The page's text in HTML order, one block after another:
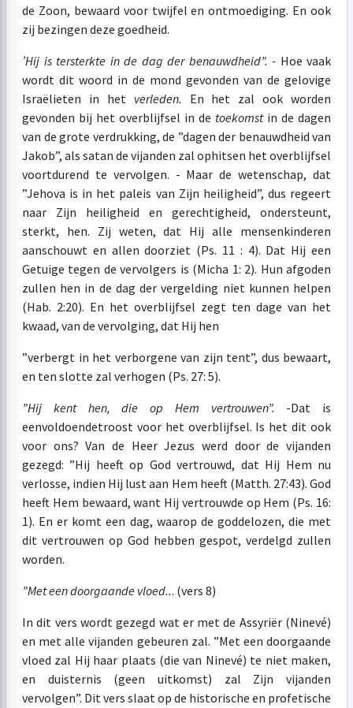
de Zoon, bewaard voor twijfel en ontmoediging. En ook
zij bezingen deze goedheid.
’Hij is tersterkte in de dag der benauwdheid”. - Hoe vaak
wordt dit woord in de mond gevonden van de gelovige
Israëlieten in het verleden. En het zal ook worden
gevonden bij het overblijfsel in de toekomst in de dagen
van de grote verdrukking, de ”dagen der benauwdheid van
Jakob”, als satan de vijanden zal ophitsen het overblijfsel
voortdurend te vervolgen. - Maar de wetenschap, dat
”Jehova is in het paleis van Zijn heiligheid”, dus regeert
naar Zijn heiligheid en gerechtigheid, ondersteunt,
sterkt, hen. Zij weten, dat Hij alle mensenkinderen
aanschouwt en allen doorziet (Ps. 11 : 4). Dat Hij een
Getuige tegen de vervolgers is (Micha 1: 2). Hun afgoden
zullen hen in de dag der vergelding niet kunnen helpen
(Hab. 2:20). En het overblijfsel zegt ten dage van het
kwaad, van de vervolging, dat Hij hen
”verbergt in het verborgene van zijn tent”, dus bewaart,
en ten slotte zal verhogen (Ps. 27: 5).
”Hij kent hen, die op Hem vertrouwen”. -Dat is
eenvoldoendetroost voor het overblijfsel. Is het dit ook
voor ons? Van de Heer Jezus werd door de vijanden
gezegd: ”Hij heeft op God vertrouwd, dat Hij Hem nu
verlosse, indien Hij lust aan Hem heeft (Matth. 27:43). God
heeft Hem bewaard, want Hij vertrouwde op Hem (Ps. 16:
1). En er komt een dag, waarop de goddelozen, die met
dit vertrouwen op God hebben gespot, verdelgd zullen
worden.
”Met een doorgaande vloed... (vers 8)
In dit vers wordt gezegd wat er met de Assyriër (Ninevé)
en met alle vijanden gebeuren zal. ”Met een doorgaande
vloed zal Hij haar plaats (die van Ninevé) te niet maken,
en duisternis (geen uitkomst) zal Zijn vijanden
vervolgen”. Dit vers slaat op de historische en profetische